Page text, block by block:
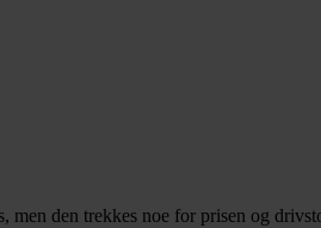
den trekkes noe for prisen og